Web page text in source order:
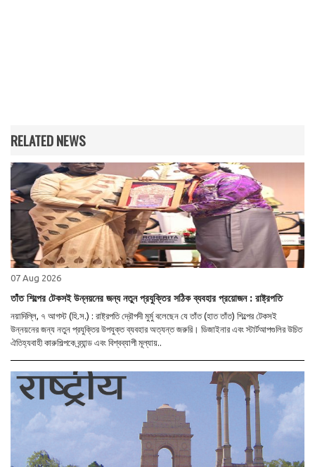
RELATED NEWS
07 Aug 2026
তাঁত শিল্পের টেকসই উন্নয়নের জন্য নতুন প্রযুক্তির সঠিক ব্যবহার প্রয়োজন : রাষ্ট্রপতি
নয়াদিল্লি, ৭ আগস্ট (হি.স.) : রাষ্ট্রপতি দ্রৌপদী মুর্মু বলেছেন যে তাঁত (হাত তাঁত) শিল্পের টেকসই
উন্নয়নের জন্য নতুন প্রযুক্তির উপযুক্ত ব্যবহার অত্যন্ত জরুরি। ডিজাইনার এবং স্টার্টআপগুলির উচিত
ঐতিহ্যবাহী কারুশিল্পকে ব্র্যান্ড এবং বিশ্বব্যাপী মূল্যায়..